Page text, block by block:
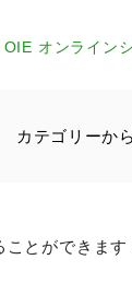
OIE オンライン
カテゴリーか
とができます